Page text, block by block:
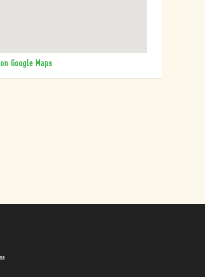
Google Maps